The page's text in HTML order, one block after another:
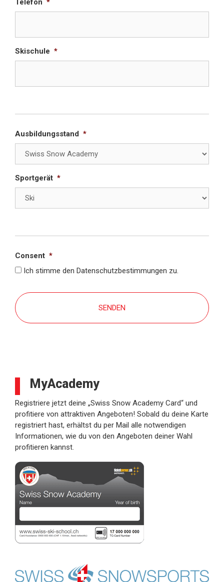
Skischule *
Ausbildungsstand *
Sportgerät *
Consent *
Ich stimme den Datenschutzbestimmungen zu.
A
P
T
MyAcademy
Registriere jetzt deine „Swiss Snow Academy Card“ und
profitiere von attraktiven Angeboten! Sobald du deine Karte
registriert hast, erhältst du per Mail alle notwendigen
Informationen, wie du von den Angeboten deiner Wahl
profitieren kannst.